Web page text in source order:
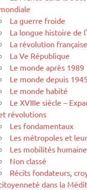
La guerre froide
La longue histoire de
La révolution française
La Ve République
Le monde après 1989
Le monde depuis 1945
Le monde habité
Le XVIIIe siècle –
révolutions
Les fondamentaux
Les métropoles et
Les mobilités
Non classé
Récits fondateurs,
dans la